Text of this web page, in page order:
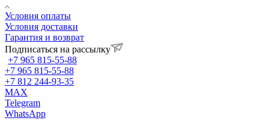
Условия оплаты
Условия доставки
Гарантия и возврат
Подписаться на рассылку
+7 965 815-55-88
+7 965 815-55-88
+7 812 244-93-35
MAX
Telegram
WhatsApp